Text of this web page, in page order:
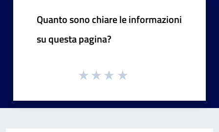
Quanto sono chiare le informazioni
su questa pagina?